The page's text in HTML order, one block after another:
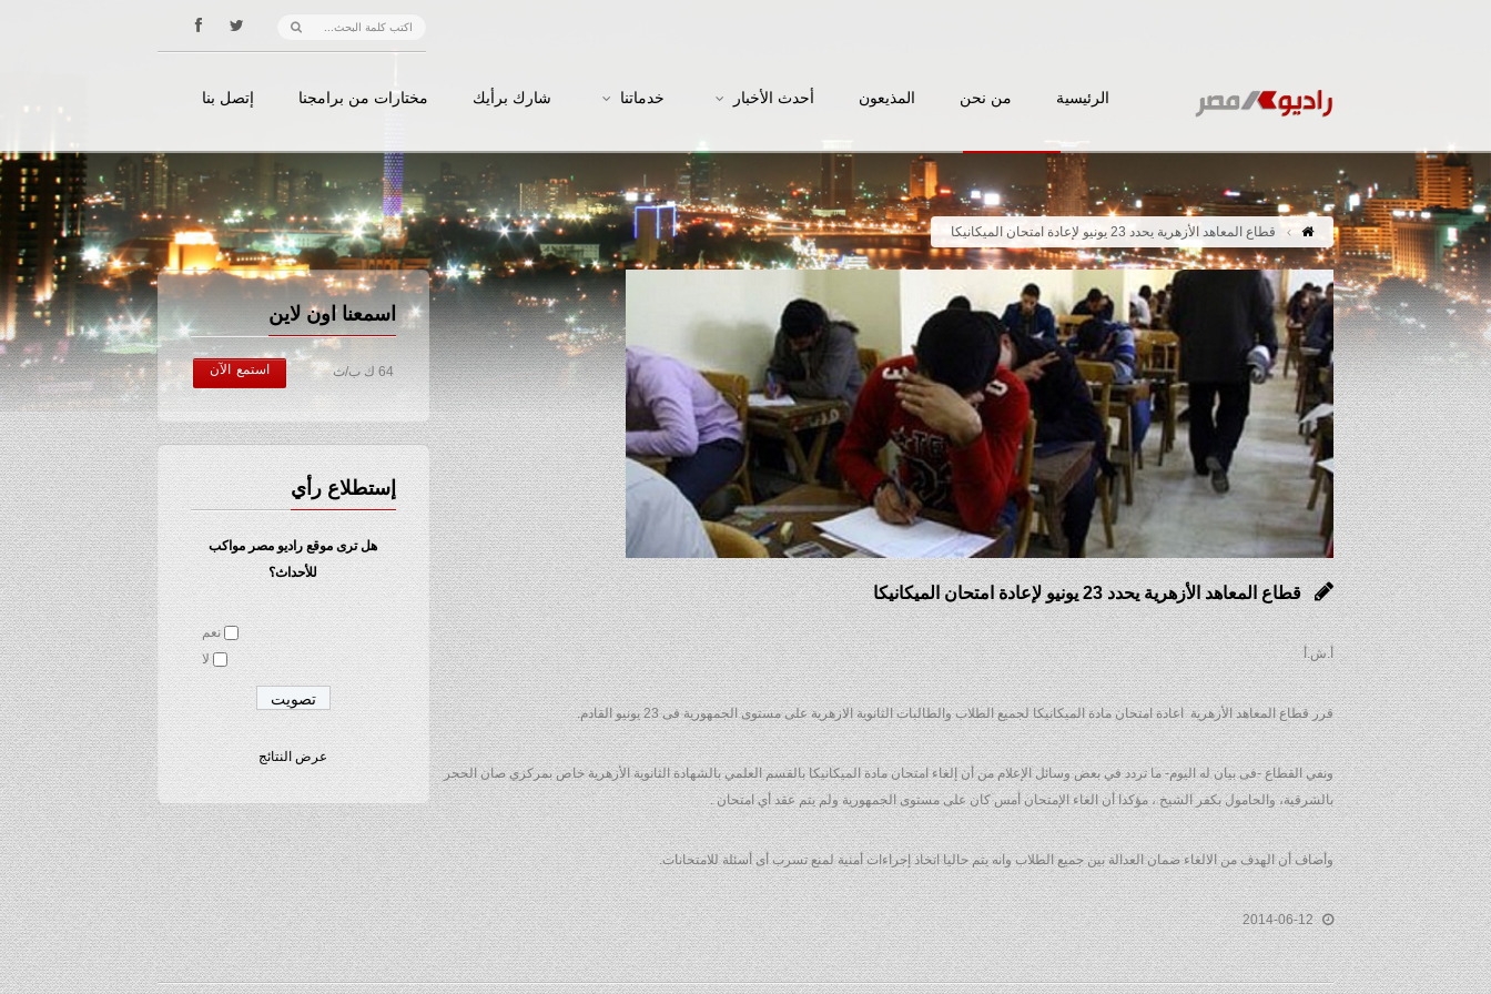
الرئيسية من نحن المذيعون أحدث الأخبار خدماتنا شارك برأيك مختارات من برامجنا إتصل بنا
قطاع المعاهد الأزهرية يحدد 23 يونيو لإعادة امتحان الميكانيكا
اسمعنا اون لاين
64 ك ب/ث استمع الآن
إستطلاع رأي
هل ترى موقع راديو مصر مواكب
للأحداث؟
نعم
لا
عرض النتائج
قطاع المعاهد الأزهرية يحدد 23 يونيو لإعادة امتحان الميكانيكا
أ.ش.أ
قرر قطاع المعاهد الأزهرية اعادة امتحان مادة الميكانيكا لجميع الطلاب والطالبات الثانوية الازهرية على مستوى الجمهورية فى 23 يونيو القادم.
ونفي القطاع -فى بيان له اليوم- ما تردد في بعض وسائل الإعلام من أن إلغاء امتحان مادة الميكانيكا بالقسم العلمي بالشهادة الثانوية الأزهرية خاص بمركزي صان الحجر
بالشرقية، والحامول بكفر الشيخ ، مؤكدا أن الغاء الإمتحان أمس كان على مستوى الجمهورية ولم يتم عقد أي امتحان .
وأضاف أن الهدف من الالغاء ضمان العدالة بين جميع الطلاب وانه يتم حاليا اتخاذ إجراءات أمنية لمنع تسرب أى أسئلة للامتحانات.
2014-06-12